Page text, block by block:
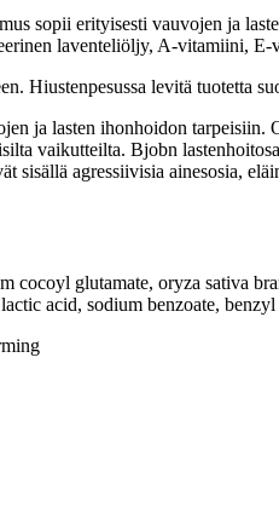
sopii erityisesti vauvojen ja
laventeliöljy, A-vitamiini, E-
Hiustenpesussa levitä tuotetta
ja lasten ihonhoidon
vaikutteilta. Bjobn
sisällä agressiivisia ainesosia,
cocoyl glutamate, oryza sativa
acid, sodium benzoate,